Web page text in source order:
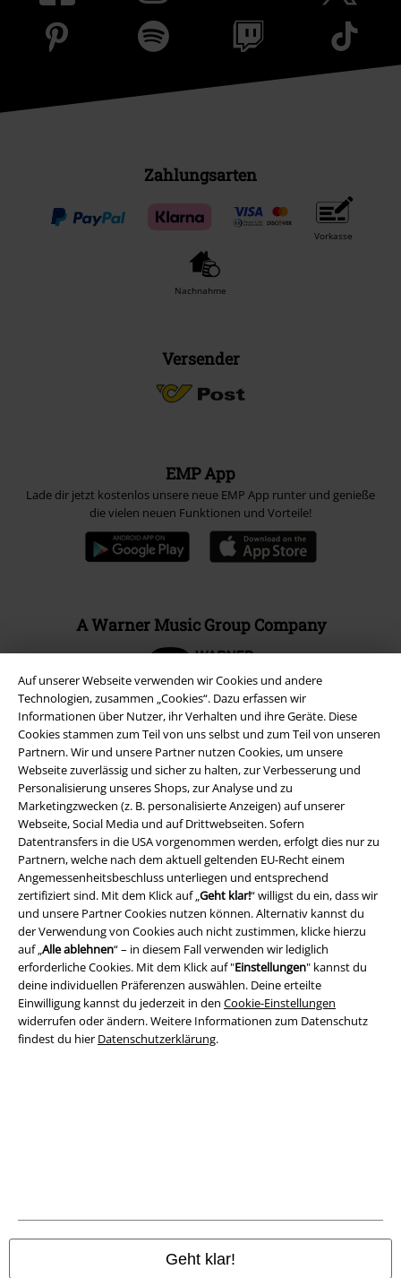
Auf unserer Webseite verwenden wir Cookies und andere
Technologien, zusammen „Cookies“. Dazu erfassen wir
Informationen über Nutzer, ihr Verhalten und ihre Geräte. Diese
Cookies stammen zum Teil von uns selbst und zum Teil von unseren
Partnern. Wir und unsere Partner nutzen Cookies, um unsere
Webseite zuverlässig und sicher zu halten, zur Verbesserung und
Personalisierung unseres Shops, zur Analyse und zu
Marketingzwecken (z. B. personalisierte Anzeigen) auf unserer
Webseite, Social Media und auf Drittwebseiten. Sofern
Datentransfers in die USA vorgenommen werden, erfolgt dies nur zu
Partnern, welche nach dem aktuell geltenden EU-Recht einem
Angemessenheitsbeschluss unterliegen und entsprechend
zertifiziert sind. Mit dem Klick auf „Geht klar!“ willigst du ein, dass wir
und unsere Partner Cookies nutzen können. Alternativ kannst du
der Verwendung von Cookies auch nicht zustimmen, klicke hierzu
auf „Alle ablehnen“ – in diesem Fall verwenden wir lediglich
erforderliche Cookies. Mit dem Klick auf "Einstellungen" kannst du
deine individuellen Präferenzen auswählen. Deine erteilte
Einwilligung kannst du jederzeit in den Cookie-Einstellungen
widerrufen oder ändern. Weitere Informationen zum Datenschutz
findest du hier Datenschutzerklärung.
Geht klar!
Zahlungsarten
Vorkasse
Nachnahme
Versender
EMP App
Lade dir jetzt kostenlos unsere neue EMP App runter und genieße
die vielen neuen Funktionen und Vorteile!
A Warner Music Group Company
Rechtliches
AGB
Impressum
Datenschutz
Entsorgung und Umweltschutz
Alle Preise inkl. gesetzlicher Mehrwertsteuer, zzgl.Versandkosten
© 1986-2026 E.M.P. Merchandising HGmbH